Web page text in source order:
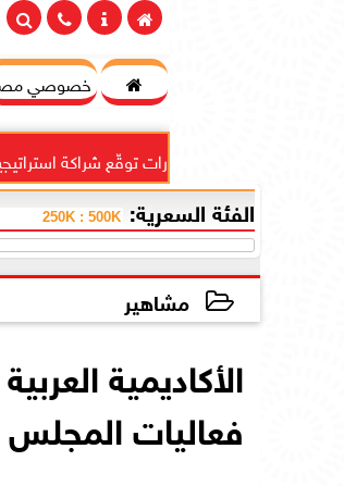
 خصوصي
للاستثمارات توقّع شراكة استراتيجية مع
الفئة السعرية:
مشاهير
الأكاديمية
فعاليات المجلس